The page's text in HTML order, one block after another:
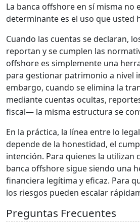
La banca offshore en sí misma no
determinante es el uso que usted
Cuando las cuentas se declaran,
reportan y se cumplen las
offshore es simplemente una
para gestionar patrimonio a nivel
embargo, cuando se elimina la
mediante cuentas ocultas,
fiscal— la misma estructura se
En la práctica, la línea entre lo
depende de la honestidad, el
intención. Para quienes la utilizan
banca offshore sigue siendo una
financiera legítima y eficaz. Para
los riesgos pueden escalar
Preguntas Frecuentes